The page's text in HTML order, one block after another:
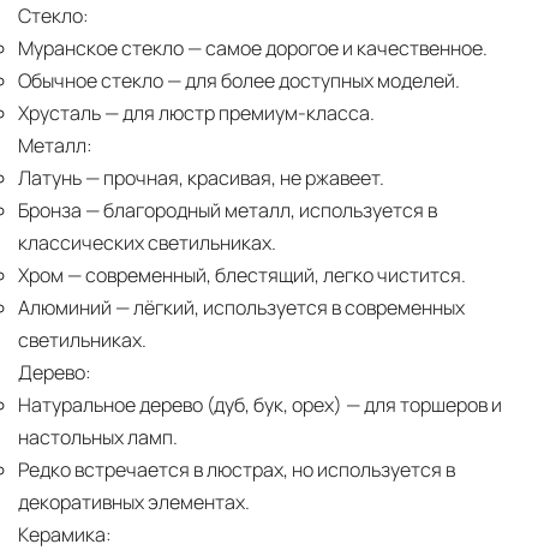
Стекло:
Муранское стекло— самое дорогое и качественное.
Обычное стекло— для более доступных моделей.
Хрусталь— для люстр премиум-класса.
Металл:
Латунь— прочная, красивая, не ржавеет.
Бронза — благородный металл, используется в
классических светильниках.
Хром — современный, блестящий, легко чистится.
Алюминий — лёгкий, используется в современных
светильниках.
Дерево:
Натуральное дерево (дуб, бук, орех) — для торшеров и
настольных ламп.
Редко встречается в люстрах, но используется в
декоративных элементах.
Керамика: